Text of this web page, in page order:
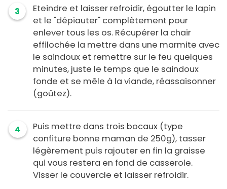
3
Eteindre et laisser refroidir, égoutter le lapin
et le "dépiauter" complètement pour
enlever tous les os. Récupérer la chair
effilochée la mettre dans une marmite avec
le saindoux et remettre sur le feu quelques
minutes, juste le temps que le saindoux
fonde et se mêle à la viande, réassaisonner
(goûtez).
4
Puis mettre dans trois bocaux (type
confiture bonne maman de 250g), tasser
légèrement puis rajouter en fin la graisse
qui vous restera en fond de casserole.
Visser le couvercle et laisser refroidir.